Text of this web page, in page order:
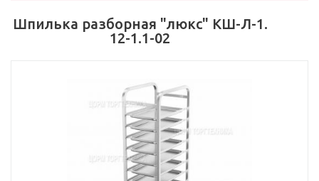
Шпилька разборная "люкс" КШ-Л-1.
12-1.1-02